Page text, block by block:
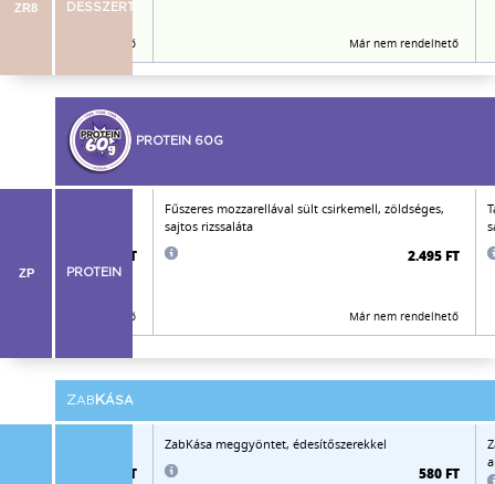
ZR8 DESSZERT
Már nem rendelhető Már nem rendelhető
PROTEIN 60G
ZP PROTEIN
2.515 FT
Már nem rendelhető
Fűszeres mozzarellával sült csirkemell, zöldséges,
sajtos rizssaláta
2.495 FT
Már nem rendelhető
ZAB KÁSA
575 FT
ZabKása meggyöntet, édesítőszerekkel
580 FT